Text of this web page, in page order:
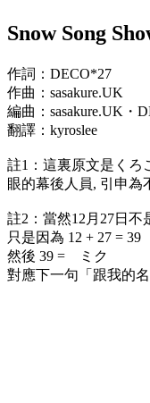
Snow Song
作詞：DECO*27
作曲：sasakure.UK
編曲：sasakure.UK・
翻譯：kyroslee
註1：這裏原文是くろ
眼的幕後人員, 引申為
註2：當然12月27日不
只是因為 12 + 27 = 39
然後 39 = ミク
對應下一句「跟我的